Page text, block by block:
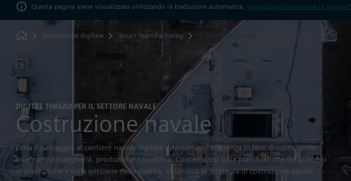
Questa pagina viene visualizzata utilizzando la traduzione automatica. Visualizzare la versione in inglese?
Home
Discussione digitale Smart manufacturing Costruzione navale
DIGITAL THREAD PER IL SETTORE NAVALE
Costruzione navale
Passi il passaggio al cantiere navale digitale. Massimizzi l'efficienza in fase di costruzione
integrando ingegneria, produzione e logistica. Concentrarsi sulla pianificazione dei processi
di produzione e sulla gestione della qualità. Ottimizza la strategia di costruzione navale